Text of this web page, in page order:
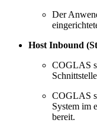
Der
Host Inbound
COGLAS
COGLAS
System im
bereit.